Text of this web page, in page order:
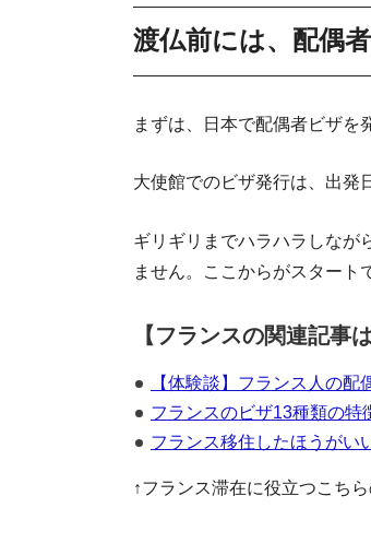
渡仏前には、配偶
まずは、日本で配偶者ビザを
大使館でのビザ発行は、出発
ギリギリまでハラハラしなが
ません。ここからがスタート
【フランスの関連記事
【体験談】フランス人の
フランスのビザ13種類の特
フランス移住したほうがい
↑フランス滞在に役立つこち